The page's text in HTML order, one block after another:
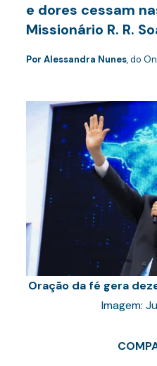
e dores cessam
Missionário R. R.
Por Alessandra Nunes, do
Oração da fé gera
Imagem: